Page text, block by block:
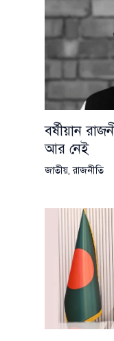
বর্ষীয়ান
আর নেই
জাতীয়,রাজনীতি